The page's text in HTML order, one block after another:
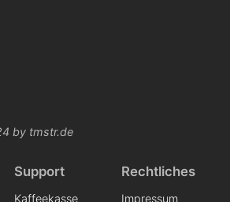
by tmstr.de
Support
Kaffeekasse
Rechtliches
Impressum